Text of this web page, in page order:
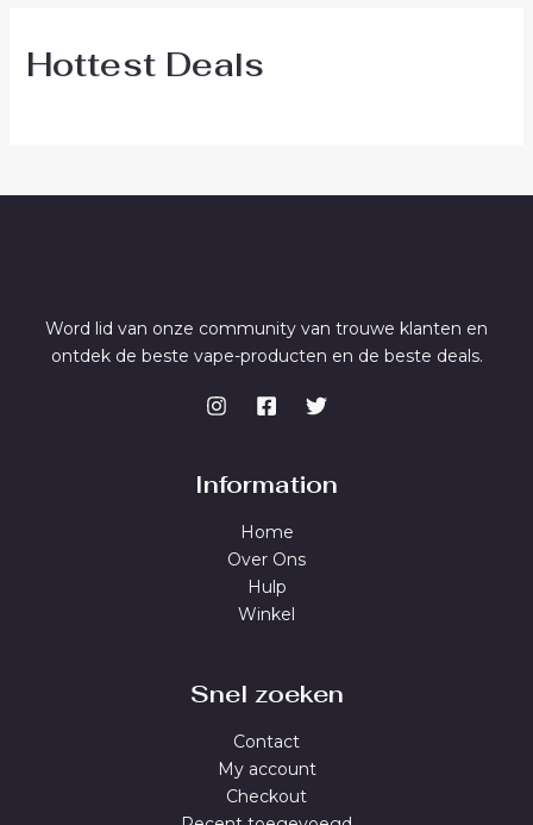
Hottest Deals
Word lid van onze community van trouwe klanten en
ontdek de beste vape-producten en de beste deals.
Information
Home
Over Ons
Hulp
Winkel
Snel zoeken
Contact
My account
Checkout